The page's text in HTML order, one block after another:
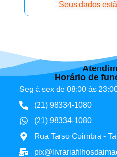
Seus dados
Horário de
Seg à sex de 08:00 às
(21) 98334-1080
(21) 98334-1080
Rua Tarso Coimbra -